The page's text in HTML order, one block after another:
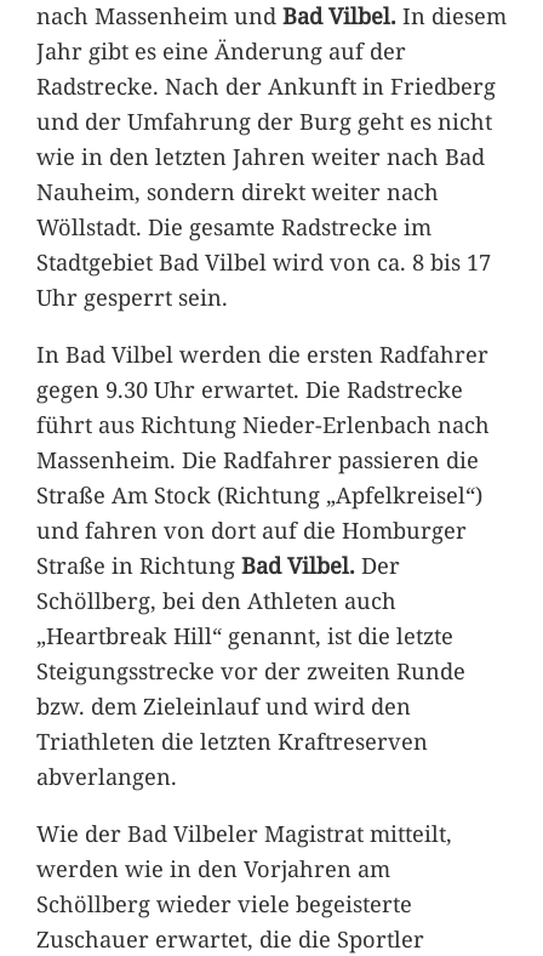
nach Massenheim und Bad Vilbel.In diesem
Jahr gibt es eine Änderung auf der
Radstrecke. Nach der Ankunft in Friedberg
und der Umfahrung der Burg geht es nicht
wie in den letzten Jahren weiter nach Bad
Nauheim, sondern direkt weiter nach
Wöllstadt. Die gesamte Radstrecke im
Stadtgebiet Bad Vilbel wird von ca. 8 bis 17
Uhr gesperrt sein.
In Bad Vilbel werden die ersten Radfahrer
gegen 9.30 Uhr erwartet. Die Radstrecke
führt aus Richtung Nieder-Erlenbach nach
Massenheim. Die Radfahrer passieren die
Straße Am Stock (Richtung „Apfelkreisel“)
und fahren von dort auf die Homburger
Straße in Richtung Bad Vilbel.Der
Schöllberg, bei den Athleten auch
„Heartbreak Hill“ genannt, ist die letzte
Steigungsstrecke vor der zweiten Runde
bzw. dem Zieleinlauf und wird den
Triathleten die letzten Kraftreserven
abverlangen.
Wie der Bad Vilbeler Magistrat mitteilt,
werden wie in den Vorjahren am
Schöllberg wieder viele begeisterte
Zuschauer erwartet, die die Sportler